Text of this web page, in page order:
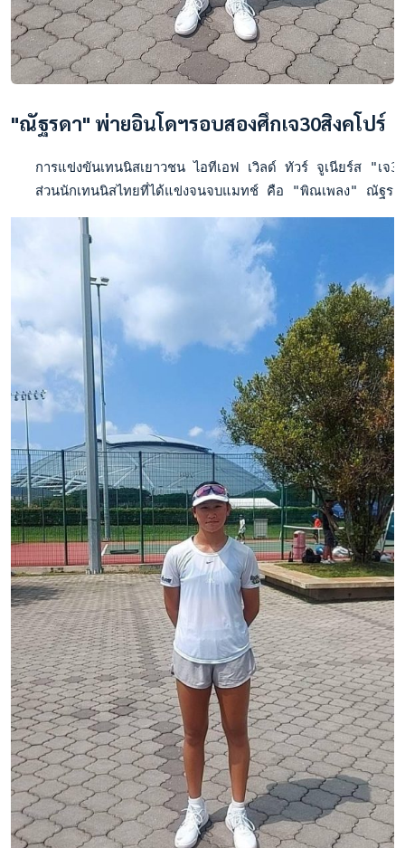
"ณัฐรดา" พ่ายอินโดฯรอบสองศึกเจ30สิงคโปร์
การแข่งขันเทนนิสเยาวชน ไอทีเอฟ เวิลด์ ทัวร์ จูเนียร์ส "เ
ส่วนนักเทนนิสไทยที่ได้แข่งจนจบแมทช์ คือ "พิณเพลง" ณัฐรด